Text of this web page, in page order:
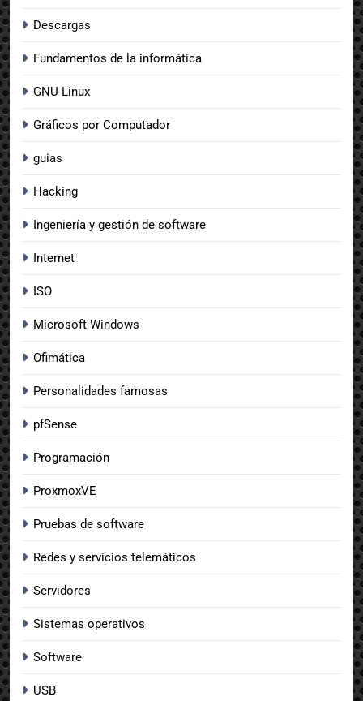
Descargas
Fundamentos de la informática
GNU Linux
Gráficos por Computador
guias
Hacking
Ingeniería y gestión de software
Internet
ISO
Microsoft Windows
Ofimática
Personalidades famosas
pfSense
Programación
ProxmoxVE
Pruebas de software
Redes y servicios telemáticos
Servidores
Sistemas operativos
Software
USB